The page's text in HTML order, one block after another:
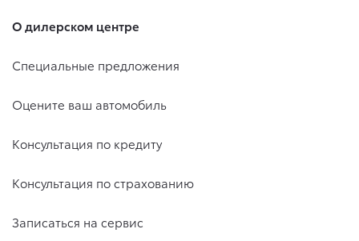
О дилерском центре
Специальные предложения
Оцените ваш автомобиль
Консультация по кредиту
Консультация по страхованию
Записаться на сервис